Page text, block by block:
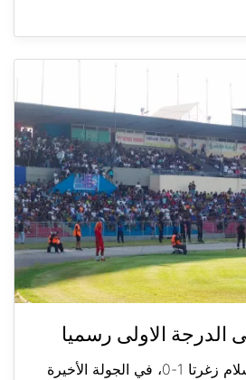
الدرجة الاولى رسميا
فوز طرابلس على السلام زغرتا 1-0، في الجولة الأخيرة